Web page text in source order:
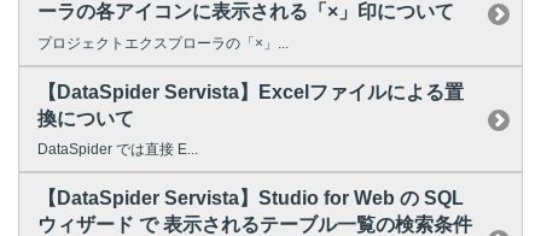
ーラの各アイコンに表示される「×」印について
プロジェクトエクスプローラの「×」...
【DataSpider Servista】Excelファイルによる置
換について
DataSpider では直接 E...
【DataSpider Servista】Studio for Web の SQL
ウィザード で 表示されるテーブル一覧の検索条件